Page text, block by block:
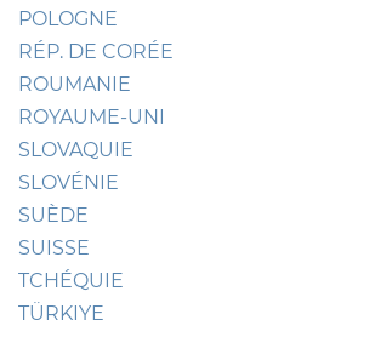
POLOGNE
RÉP. DE CORÉE
ROUMANIE
ROYAUME-UNI
SLOVAQUIE
SLOVÉNIE
SUÈDE
SUISSE
TCHÉQUIE
TÜRKIYE